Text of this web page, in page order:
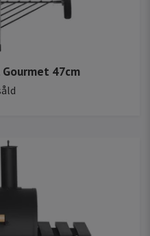
47cm